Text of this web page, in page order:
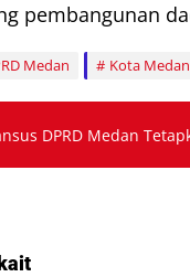
pembangunan
Medan Kota Medan
DPRD Medan